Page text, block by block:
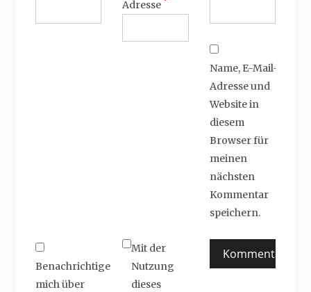
Adresse
Name, E-Mail-
Adresse und
Website in
diesem
Browser für
meinen
nächsten
Kommentar
speichern.
Benachrichtige
mich über
Mit der
Nutzung
dieses